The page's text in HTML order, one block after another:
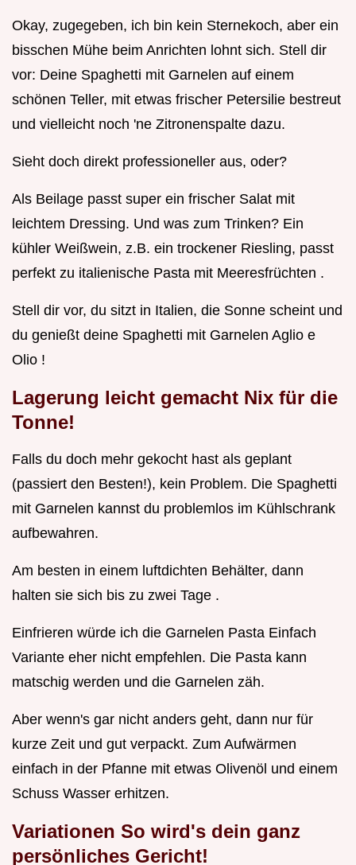
Okay, zugegeben, ich bin kein Sternekoch, aber ein
bisschen Mühe beim Anrichten lohnt sich. Stell dir
vor: Deine Spaghetti mit Garnelen auf einem
schönen Teller, mit etwas frischer Petersilie bestreut
und vielleicht noch 'ne Zitronenspalte dazu.
Sieht doch direkt professioneller aus, oder?
Als Beilage passt super ein frischer Salat mit
leichtem Dressing. Und was zum Trinken? Ein
kühler Weißwein, z.B. ein trockener Riesling, passt
perfekt zu italienische Pasta mit Meeresfrüchten .
Stell dir vor, du sitzt in Italien, die Sonne scheint und
du genießt deine Spaghetti mit Garnelen Aglio e
Olio !
Lagerung leicht gemacht Nix für die
Tonne!
Falls du doch mehr gekocht hast als geplant
(passiert den Besten!), kein Problem. Die Spaghetti
mit Garnelen kannst du problemlos im Kühlschrank
aufbewahren.
Am besten in einem luftdichten Behälter, dann
halten sie sich bis zu zwei Tage .
Einfrieren würde ich die Garnelen Pasta Einfach
Variante eher nicht empfehlen. Die Pasta kann
matschig werden und die Garnelen zäh.
Aber wenn's gar nicht anders geht, dann nur für
kurze Zeit und gut verpackt. Zum Aufwärmen
einfach in der Pfanne mit etwas Olivenöl und einem
Schuss Wasser erhitzen.
Variationen So wird's dein ganz
persönliches Gericht!